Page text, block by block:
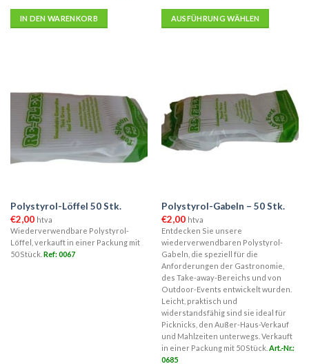
IN DEN WARENKORB AUSFÜHRUNG WÄHLEN
auf.
Die
Optionen
können
gewählt
werden
Polystyrol-Löffel 50 Stk.
€2,00 htva
Wiederverwendbare Polystyrol-
Löffel, verkauft in einer Packung mit
50 Stück. Ref: 0067
Polystyrol-Gabeln – 50 Stk.
€2,00 htva
Entdecken Sie unsere
wiederverwendbaren Polystyrol-
Gabeln, die speziell für die
Anforderungen der Gastronomie,
des Take-away-Bereichs und von
Outdoor-Events entwickelt wurden.
Leicht, praktisch und
widerstandsfähig sind sie ideal für
Picknicks, den Außer-Haus-Verkauf
und Mahlzeiten unterwegs. Verkauft
in einer Packung mit 50 Stück. Art.-Nr.:
0685